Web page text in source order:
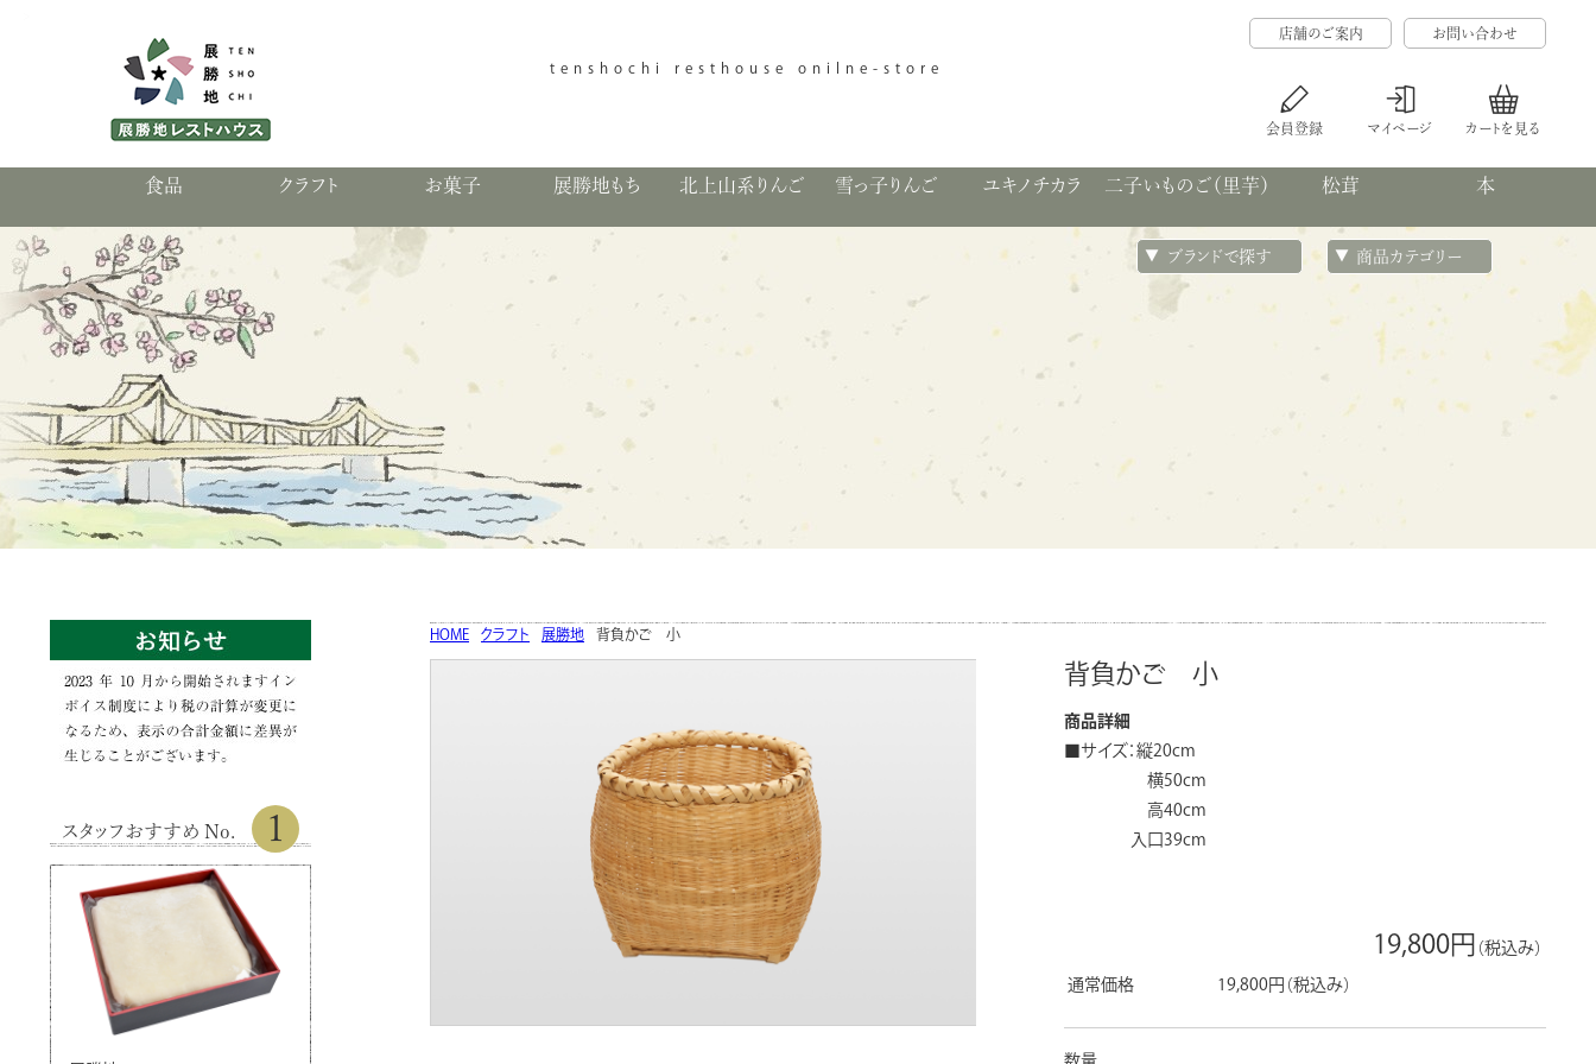
tenshochi resthouse onilne-store
店舗のご案内 お問い合わせ
会員登録 マイページ カートを見る
食品 クラフト お菓子 展勝地もち 北上山系りんご 雪っ子りんご ユキノチカラ 二子いものご（里芋） 松茸 本
ブランドで探す 商品カテゴリー
スタッフおすすめ No. 1
HOME クラフト 展勝地 背負かご 小
背負かご 小
商品詳細
■サイズ：縦20cm
横50cm
高40cm
入口39cm
19,800円 （税込み）
通常価格 19,800円 （税込み）
数量